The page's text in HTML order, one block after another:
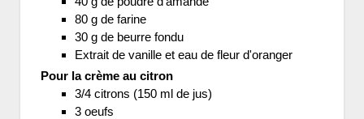
80 g de farine
30 g de beurre fondu
Extrait de vanille et eau de fleur d'oranger
Pour la crème au citron
3/4 citrons (150 ml de jus)
3 oeufs